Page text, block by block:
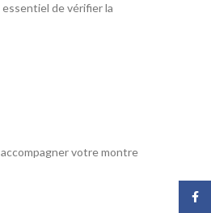
essentiel de vérifier la
votre montre